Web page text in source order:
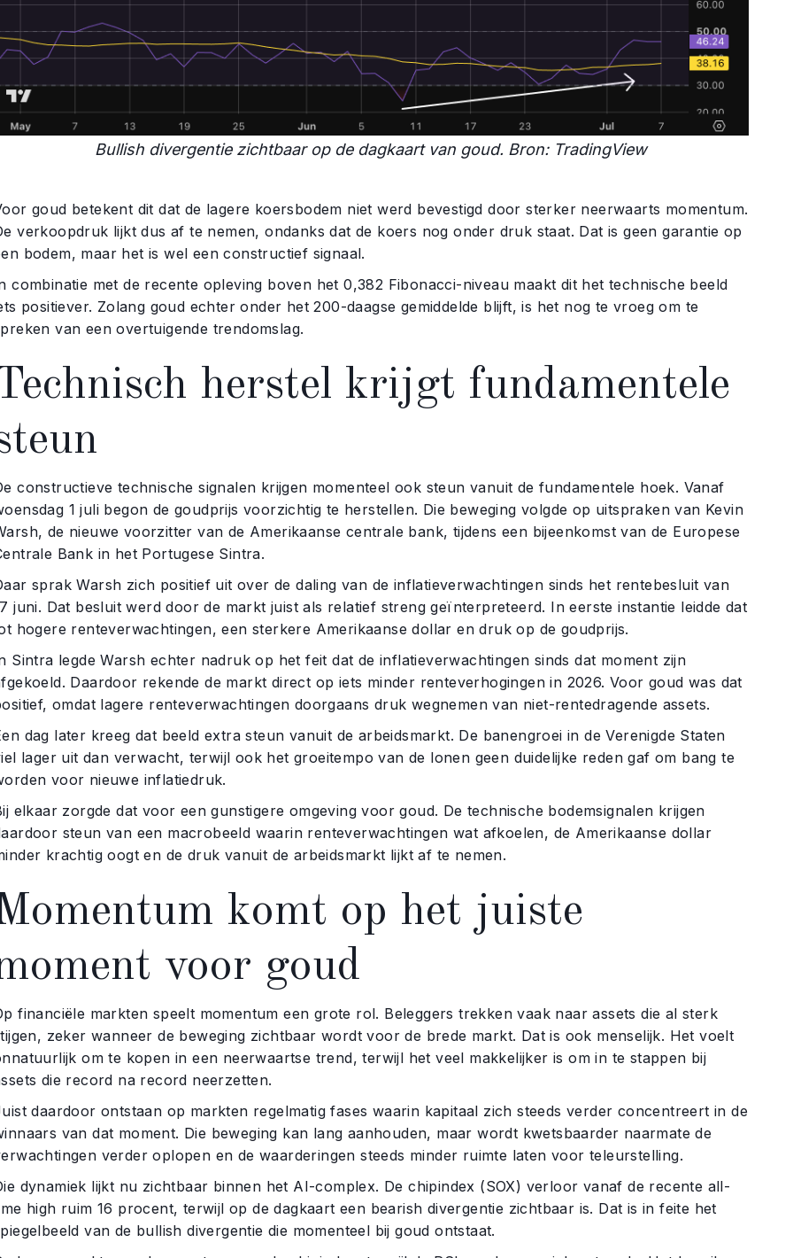
Bullish divergentie zichtbaar op de dagkaart van goud. Bron: TradingView
goud betekent dit dat de lagere koersbodem niet werd bevestigd door sterker neerwaarts momentum.
verkoopdruk lijkt dus af te nemen, ondanks dat de koers nog onder druk staat. Dat is geen garantie op
bodem, maar het is wel een constructief signaal.
combinatie met de recente opleving boven het 0,382 Fibonacci-niveau maakt dit het technische beeld
positiever. Zolang goud echter onder het 200-daagse gemiddelde blijft, is het nog te vroeg om te
van een overtuigende trendomslag.
herstel krijgt fundamentele
constructieve technische signalen krijgen momenteel ook steun vanuit de fundamentele hoek. Vanaf
1 juli begon de goudprijs voorzichtig te herstellen. Die beweging volgde op uitspraken van Kevin
de nieuwe voorzitter van de Amerikaanse centrale bank, tijdens een bijeenkomst van de Europese
Bank in het Portugese Sintra.
sprak Warsh zich positief uit over de daling van de inflatieverwachtingen sinds het rentebesluit van
juni. Dat besluit werd door de markt juist als relatief streng geïnterpreteerd. In eerste instantie leidde dat
hogere renteverwachtingen, een sterkere Amerikaanse dollar en druk op de goudprijs.
Sintra legde Warsh echter nadruk op het feit dat de inflatieverwachtingen sinds dat moment zijn
Daardoor rekende de markt direct op iets minder renteverhogingen in 2026. Voor goud was dat
omdat lagere renteverwachtingen doorgaans druk wegnemen van niet-rentedragende assets.
dag later kreeg dat beeld extra steun vanuit de arbeidsmarkt. De banengroei in de Verenigde Staten
lager uit dan verwacht, terwijl ook het groeitempo van de lonen geen duidelijke reden gaf om bang te
voor nieuwe inflatiedruk.
elkaar zorgde dat voor een gunstigere omgeving voor goud. De technische bodemsignalen krijgen
steun van een macrobeeld waarin renteverwachtingen wat afkoelen, de Amerikaanse dollar
krachtig oogt en de druk vanuit de arbeidsmarkt lijkt af te nemen.
komt op het juiste
voor goud
financiële markten speelt momentum een grote rol. Beleggers trekken vaak naar assets die al sterk
zeker wanneer de beweging zichtbaar wordt voor de brede markt. Dat is ook menselijk. Het voelt
om te kopen in een neerwaartse trend, terwijl het veel makkelijker is om in te stappen bij
die record na record neerzetten.
daardoor ontstaan op markten regelmatig fases waarin kapitaal zich steeds verder concentreert in de
van dat moment. Die beweging kan lang aanhouden, maar wordt kwetsbaarder naarmate de
verder oplopen en de waarderingen steeds minder ruimte laten voor teleurstelling.
dynamiek lijkt nu zichtbaar binnen het AI-complex. De chipindex (SOX) verloor vanaf de recente all-
high ruim 16 procent, terwijl op de dagkaart een bearish divergentie zichtbaar is. Dat is in feite het
van de bullish divergentie die momenteel bij goud ontstaat.